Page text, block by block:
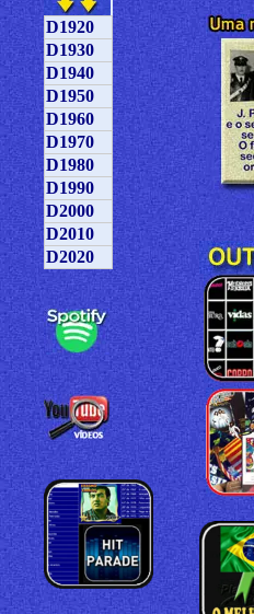
D1920
D1930
D1940
D1950
D1960
D1970
D1980
D1990
D2000
D2010
D2020